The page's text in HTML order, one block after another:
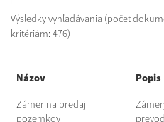
Výsledky vyhľadávania (počet
kritériám: 476)
Názov
Popis
Zámer na predaj
pozemkov